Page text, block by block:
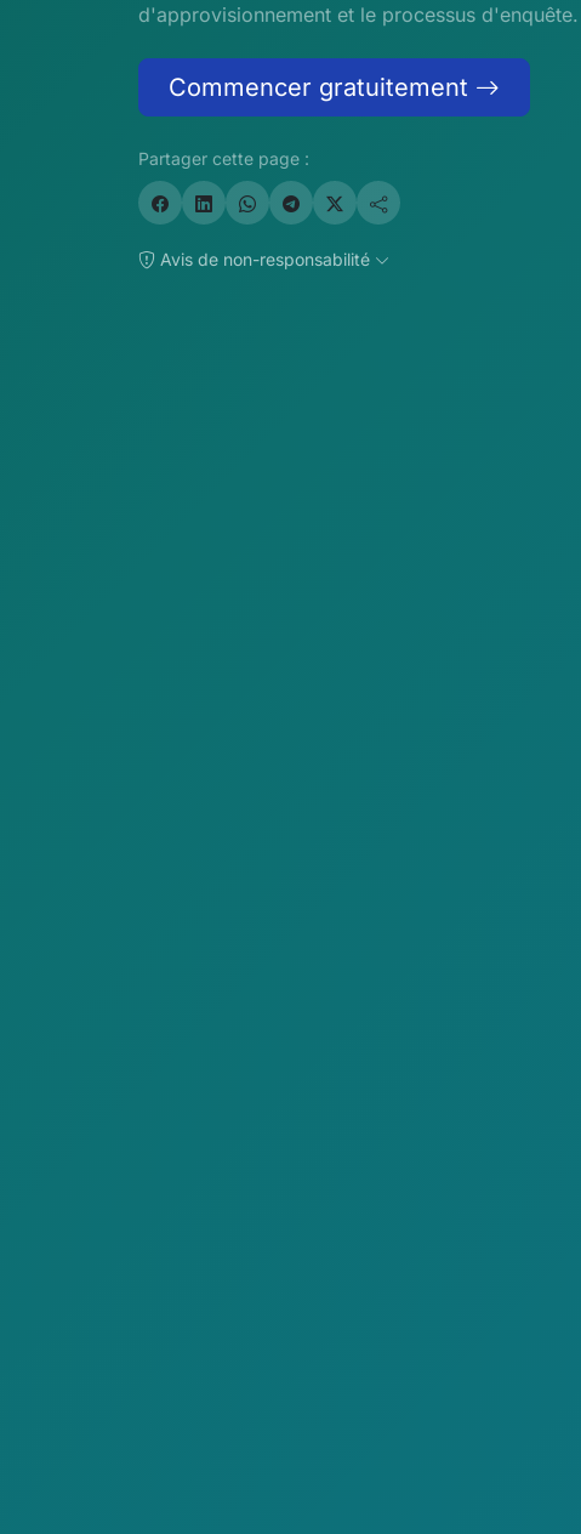
d'approvisionnement et le processus d'enquête.
Commencer gratuitement
Partager cette page :
Avis de non-responsabilité